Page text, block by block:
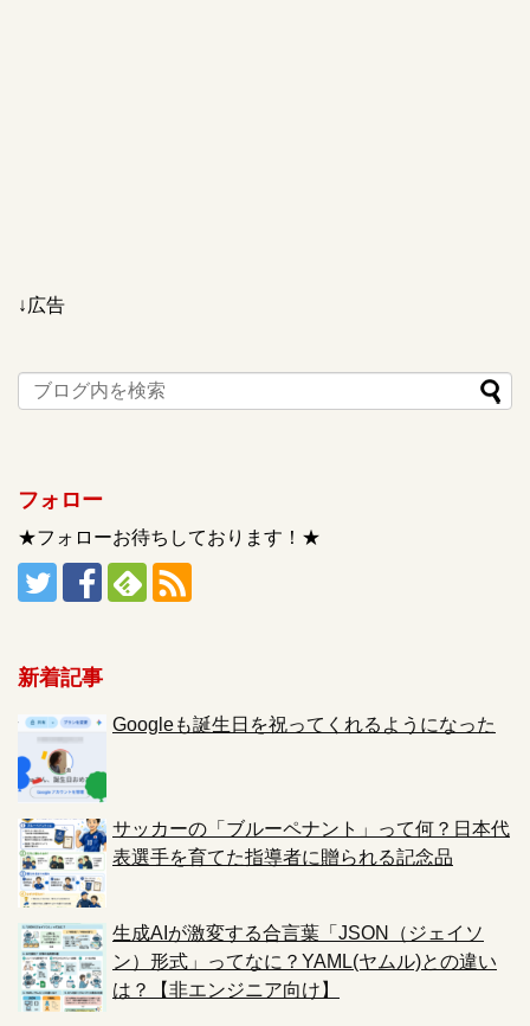
↓広告
フォロー
★フォローお待ちしております！★
新着記事
Googleも誕生日を祝ってくれるようになった
サッカーの「ブルーペナント」って何？日本代
表選手を育てた指導者に贈られる記念品
生成AIが激変する合言葉「JSON（ジェイソ
ン）形式」ってなに？YAML(ヤムル)との違い
は？【非エンジニア向け】